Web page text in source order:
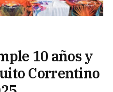
10 años y
Correntino